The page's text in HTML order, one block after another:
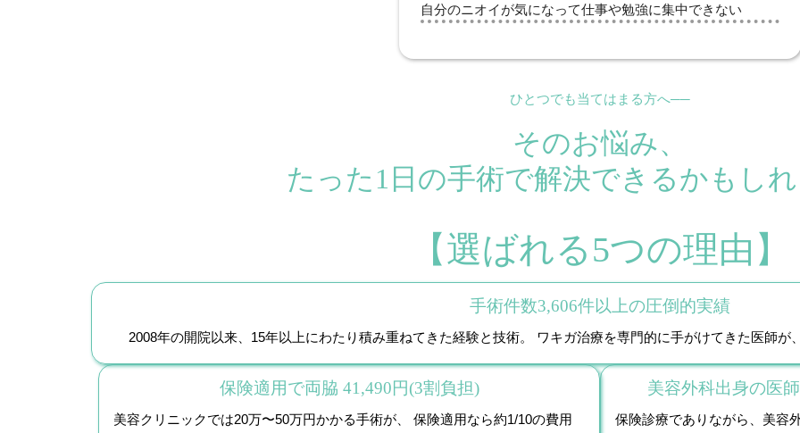
自分のニオイが気になって仕事や勉強に集中できない
ひとつでも当てはまる方へ──
そのお悩み、
たった1日の手術で解決できるかもし
【選ばれる5つの理由】
手術件数3,606件以上の圧倒的実績
2008年の開院以来、15年以上にわたり積み重ねてきた経験と技術。 ワキガ治療を専門的に手がけてきた医師
保険適用で両脇 41,490円(3割負担)
美容クリニックでは20万〜50万円かかる手術が、 保険適用なら約1/10の費用
美容外科出身の医
保険診療でありながら、美容